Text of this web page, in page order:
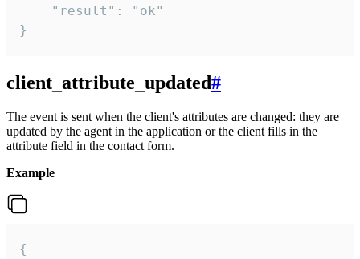
    "result": "ok"
}
client_attribute_updated#
The event is sent when the client's attributes are changed: they are
updated by the agent in the application or the client fills in the
attribute field in the contact form.
Example
{